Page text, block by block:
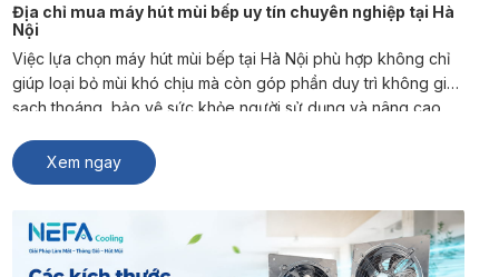
Địa chỉ mua máy hút mùi bếp uy tín chuyên nghiệp tại Hà
Nội
Việc lựa chọn máy hút mùi bếp tại Hà Nội phù hợp không chỉ
giúp loại bỏ mùi khó chịu mà còn góp phần duy trì không gian
sạch thoáng, bảo vệ sức khỏe người sử dụng và nâng cao
chuyên sản xuất và […]
Xem ngay